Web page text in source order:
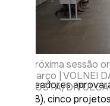
Próxima sessão
março | VOLNEI
COSTA/
Os vereadores
feira (18), cinco